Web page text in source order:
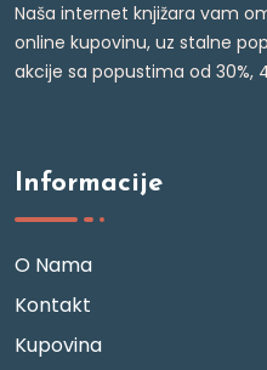
Naša internet knjižara vam
online kupovinu, uz stalne
akcije sa popustima od 30%,
Informacije
O Nama
Kontakt
Kupovina